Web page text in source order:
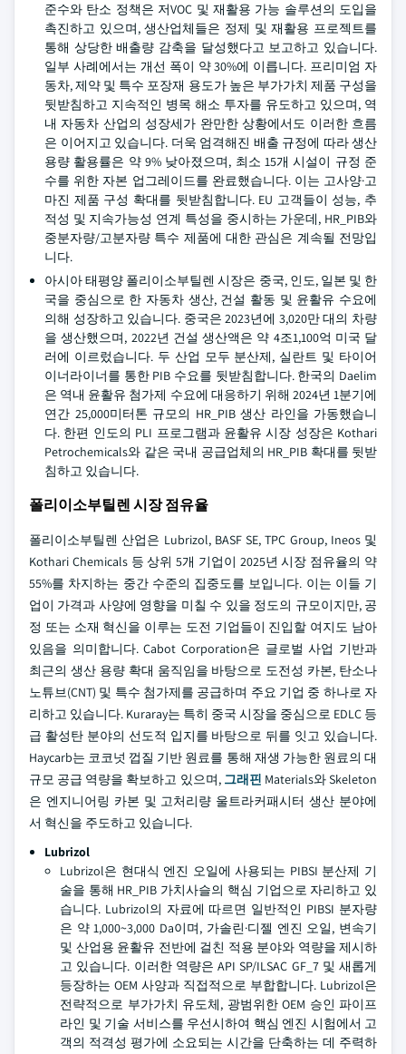
준수와 탄소 정책은 저VOC 및 재활용 가능 솔루션의 도입을
촉진하고 있으며, 생산업체들은 정제 및 재활용 프로젝트를
통해 상당한 배출량 감축을 달성했다고 보고하고 있습니다.
일부 사례에서는 개선 폭이 약 30%에 이릅니다. 프리미엄 자
동차, 제약 및 특수 포장재 용도가 높은 부가가치 제품 구성을
뒷받침하고 지속적인 병목 해소 투자를 유도하고 있으며, 역
내 자동차 산업의 성장세가 완만한 상황에서도 이러한 흐름
은 이어지고 있습니다. 더욱 엄격해진 배출 규정에 따라 생산
용량 활용률은 약 9% 낮아졌으며, 최소 15개 시설이 규정 준
수를 위한 자본 업그레이드를 완료했습니다. 이는 고사양·고
마진 제품 구성 확대를 뒷받침합니다. EU 고객들이 성능, 추
적성 및 지속가능성 연계 특성을 중시하는 가운데, HR_PIB와
중분자량/고분자량 특수 제품에 대한 관심은 계속될 전망입
니다.
아시아 태평양 폴리이소부틸렌 시장은 중국, 인도, 일본 및 한
국을 중심으로 한 자동차 생산, 건설 활동 및 윤활유 수요에
의해 성장하고 있습니다. 중국은 2023년에 3,020만 대의 차량
을 생산했으며, 2022년 건설 생산액은 약 4조1,100억 미국 달
러에 이르렀습니다. 두 산업 모두 분산제, 실란트 및 타이어
이너라이너를 통한 PIB 수요를 뒷받침합니다. 한국의 Daelim
은 역내 윤활유 첨가제 수요에 대응하기 위해 2024년 1분기에
연간 25,000미터톤 규모의 HR_PIB 생산 라인을 가동했습니
다. 한편 인도의 PLI 프로그램과 윤활유 시장 성장은 Kothari
Petrochemicals와 같은 국내 공급업체의 HR_PIB 확대를 뒷받
침하고 있습니다.
폴리이소부틸렌 시장 점유율
폴리이소부틸렌 산업은 Lubrizol, BASF SE, TPC Group, Ineos 및
Kothari Chemicals 등 상위 5개 기업이 2025년 시장 점유율의 약
55%를 차지하는 중간 수준의 집중도를 보입니다. 이는 이들 기
업이 가격과 사양에 영향을 미칠 수 있을 정도의 규모이지만, 공
정 또는 소재 혁신을 이루는 도전 기업들이 진입할 여지도 남아
있음을 의미합니다. Cabot Corporation은 글로벌 사업 기반과
최근의 생산 용량 확대 움직임을 바탕으로 도전성 카본, 탄소나
노튜브(CNT) 및 특수 첨가제를 공급하며 주요 기업 중 하나로 자
리하고 있습니다. Kuraray는 특히 중국 시장을 중심으로 EDLC 등
급 활성탄 분야의 선도적 입지를 바탕으로 뒤를 잇고 있습니다.
Haycarb는 코코넛 껍질 기반 원료를 통해 재생 가능한 원료의 대
규모 공급 역량을 확보하고 있으며, 그래핀 Materials와 Skeleton
은 엔지니어링 카본 및 고처리량 울트라커패시터 생산 분야에
서 혁신을 주도하고 있습니다.
Lubrizol
Lubrizol은 현대식 엔진 오일에 사용되는 PIBSI 분산제 기
술을 통해 HR_PIB 가치사슬의 핵심 기업으로 자리하고 있
습니다. Lubrizol의 자료에 따르면 일반적인 PIBSI 분자량
은 약 1,000~3,000 Da이며, 가솔린·디젤 엔진 오일, 변속기
및 산업용 윤활유 전반에 걸친 적용 분야와 역량을 제시하
고 있습니다. 이러한 역량은 API SP/ILSAC GF_7 및 새롭게
등장하는 OEM 사양과 직접적으로 부합합니다. Lubrizol은
전략적으로 부가가치 유도체, 광범위한 OEM 승인 파이프
라인 및 기술 서비스를 우선시하여 핵심 엔진 시험에서 고
객의 적격성 평가에 소요되는 시간을 단축하는 데 주력하